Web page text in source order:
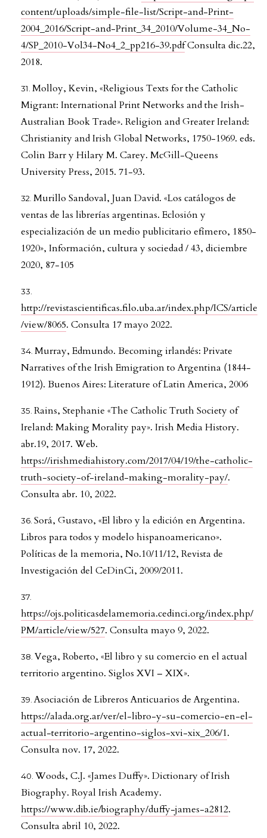
content/uploads/simple-file-list/Script-and-Print-
2004_2016/Script-and-Print_34_2010/Volume-34_No-
4/SP_2010-Vol34-No4_2_pp216-39.pdfConsulta dic.22,
2018.
Molloy, Kevin, «Religious Texts for the Catholic
Migrant: International Print Networks and the Irish-
Australian Book Trade». Religion and Greater Ireland:
Christianity and Irish Global Networks, 1750-1969. eds.
Colin Barr y Hilary M. Carey. McGill-Queens
University Press, 2015. 71-93.
Murillo Sandoval, Juan David. «Los catálogos de
ventas de las librerías argentinas. Eclosión y
especialización de un medio publicitario efímero, 1850-
1920», Información, cultura y sociedad / 43, diciembre
2020, 87-105
http://revistascientificas.filo.uba.ar/index.php/ICS/article
/view/8065. Consulta 17 mayo 2022.
Murray, Edmundo. Becoming irlandés: Private
Narratives of the Irish Emigration to Argentina (1844-
1912). Buenos Aires: Literature of Latin America, 2006
Rains, Stephanie «The Catholic Truth Society of
Ireland: Making Morality pay». Irish Media History.
abr.19, 2017. Web.
https://irishmediahistory.com/2017/04/19/the-catholic-
truth-society-of-ireland-making-morality-pay/.
Consulta abr. 10, 2022.
Sorá, Gustavo, «El libro y la edición en Argentina.
Libros para todos y modelo hispanoamericano».
Políticas de la memoria, No.10/11/12, Revista de
Investigación del CeDinCi, 2009/2011.
https://ojs.politicasdelamemoria.cedinci.org/index.php/
PM/article/view/527. Consulta mayo 9, 2022.
Vega, Roberto, «El libro y su comercio en el actual
territorio argentino. Siglos XVI – XIX».
Asociación de Libreros Anticuarios de Argentina.
https://alada.org.ar/ver/el-libro-y-su-comercio-en-el-
actual-territorio-argentino-siglos-xvi-xix_206/1.
Consulta nov. 17, 2022.
Woods, C.J. «James Duffy». Dictionary of Irish
Biography. Royal Irish Academy.
https://www.dib.ie/biography/duffy-james-a2812.
Consulta abril 10, 2022.